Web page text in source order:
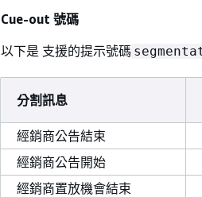
Cue-out 號碼
以下是 支援的提示號碼
分割訊息
經銷商公告結束
經銷商公告開始
經銷商置放機會結束